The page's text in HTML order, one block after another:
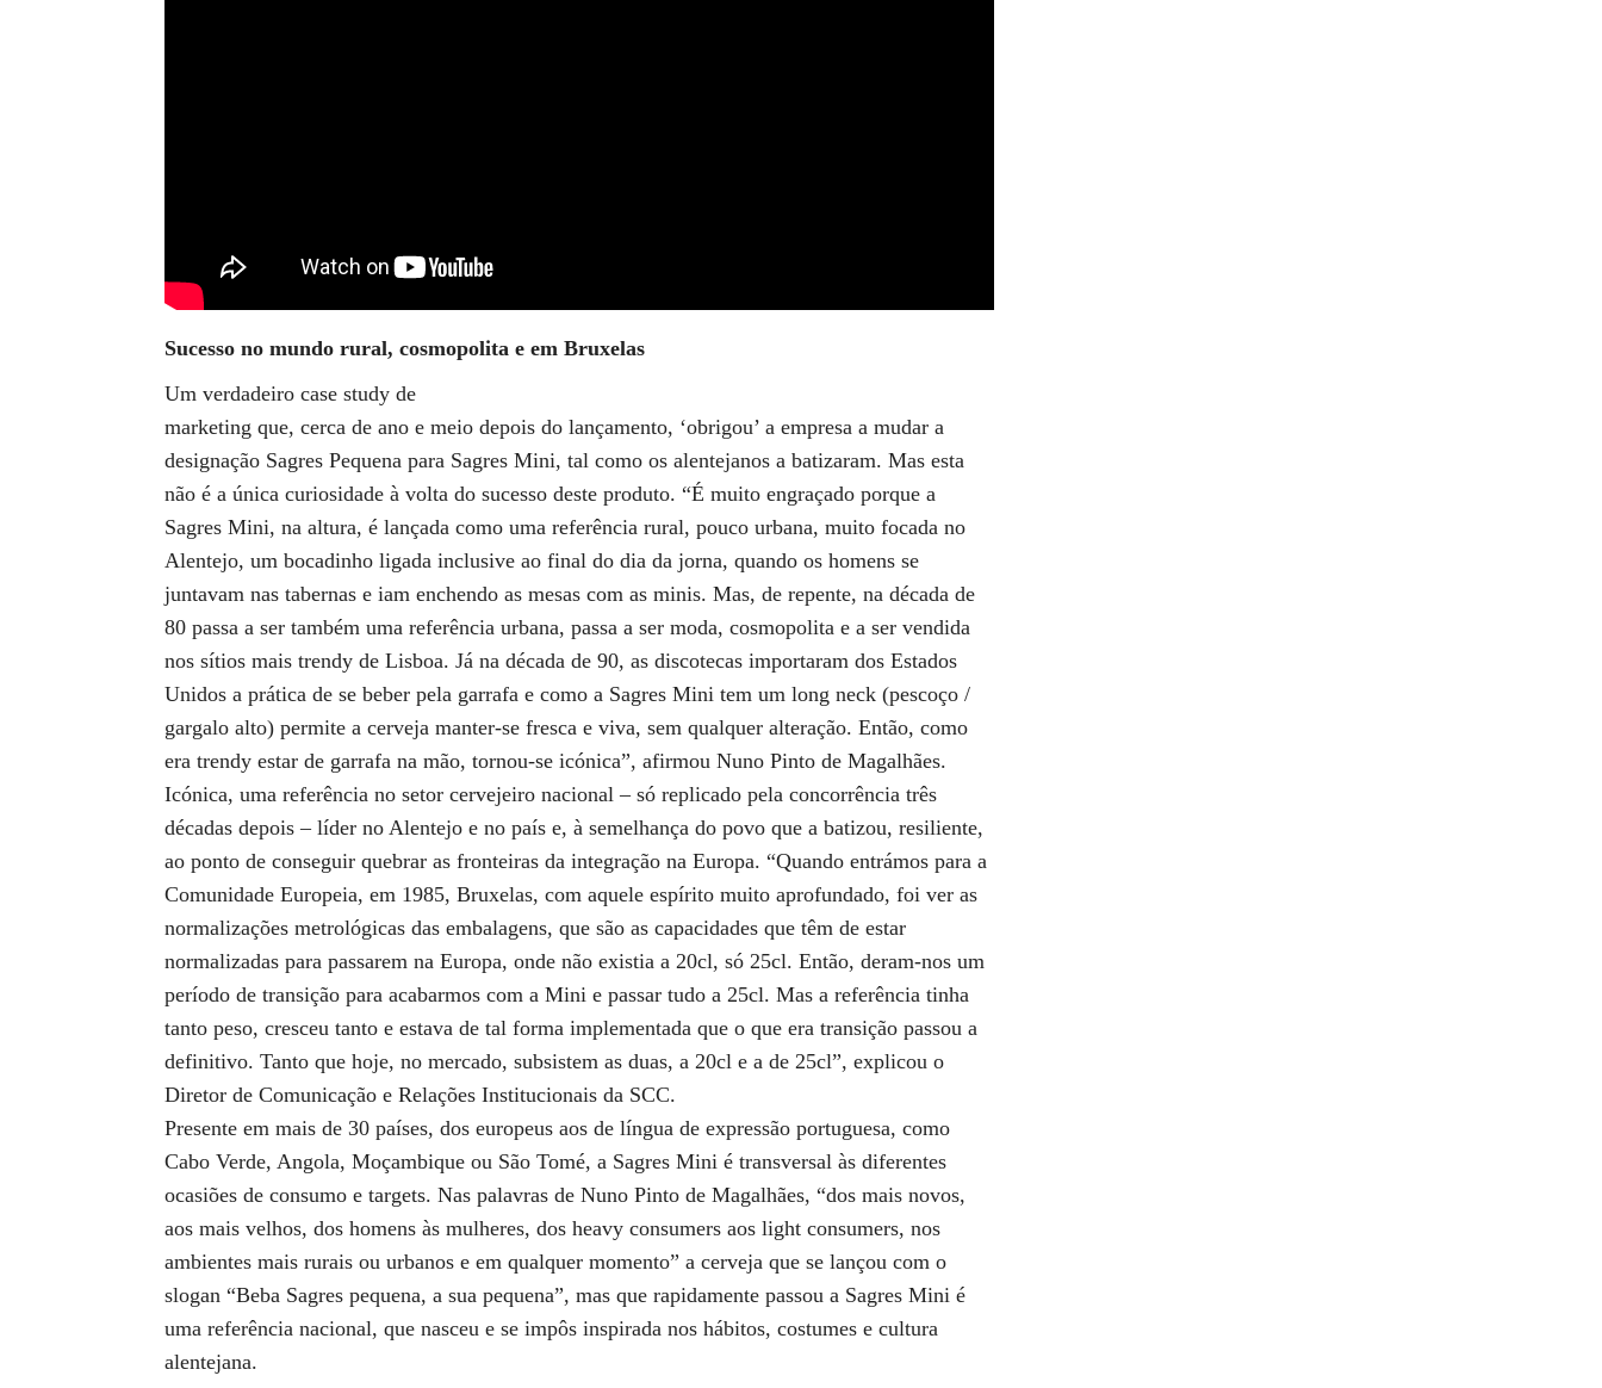
Sucesso no mundo rural, cosmopolita e em Bruxelas
Um verdadeiro case study de
marketing que, cerca de ano e meio depois do lançamento, ‘obrigou’ a empresa a mudar a
designação Sagres Pequena para Sagres Mini, tal como os alentejanos a batizaram. Mas esta
não é a única curiosidade à volta do sucesso deste produto. “É muito engraçado porque a
Sagres Mini, na altura, é lançada como uma referência rural, pouco urbana, muito focada no
Alentejo, um bocadinho ligada inclusive ao final do dia da jorna, quando os homens se
juntavam nas tabernas e iam enchendo as mesas com as minis. Mas, de repente, na década de
80 passa a ser também uma referência urbana, passa a ser moda, cosmopolita e a ser vendida
nos sítios mais trendy de Lisboa. Já na década de 90, as discotecas importaram dos Estados
Unidos a prática de se beber pela garrafa e como a Sagres Mini tem um long neck (pescoço /
gargalo alto) permite a cerveja manter-se fresca e viva, sem qualquer alteração. Então, como
era trendy estar de garrafa na mão, tornou-se icónica”, afirmou Nuno Pinto de Magalhães.
Icónica, uma referência no setor cervejeiro nacional – só replicado pela concorrência três
décadas depois – líder no Alentejo e no país e, à semelhança do povo que a batizou, resiliente,
ao ponto de conseguir quebrar as fronteiras da integração na Europa. “Quando entrámos para a
Comunidade Europeia, em 1985, Bruxelas, com aquele espírito muito aprofundado, foi ver as
normalizações metrológicas das embalagens, que são as capacidades que têm de estar
normalizadas para passarem na Europa, onde não existia a 20cl, só 25cl. Então, deram-nos um
período de transição para acabarmos com a Mini e passar tudo a 25cl. Mas a referência tinha
tanto peso, cresceu tanto e estava de tal forma implementada que o que era transição passou a
definitivo. Tanto que hoje, no mercado, subsistem as duas, a 20cl e a de 25cl”, explicou o
Diretor de Comunicação e Relações Institucionais da SCC.
Presente em mais de 30 países, dos europeus aos de língua de expressão portuguesa, como
Cabo Verde, Angola, Moçambique ou São Tomé, a Sagres Mini é transversal às diferentes
ocasiões de consumo e targets. Nas palavras de Nuno Pinto de Magalhães, “dos mais novos,
aos mais velhos, dos homens às mulheres, dos heavy consumers aos light consumers, nos
ambientes mais rurais ou urbanos e em qualquer momento” a cerveja que se lançou com o
slogan “Beba Sagres pequena, a sua pequena”, mas que rapidamente passou a Sagres Mini é
uma referência nacional, que nasceu e se impôs inspirada nos hábitos, costumes e cultura
alentejana.